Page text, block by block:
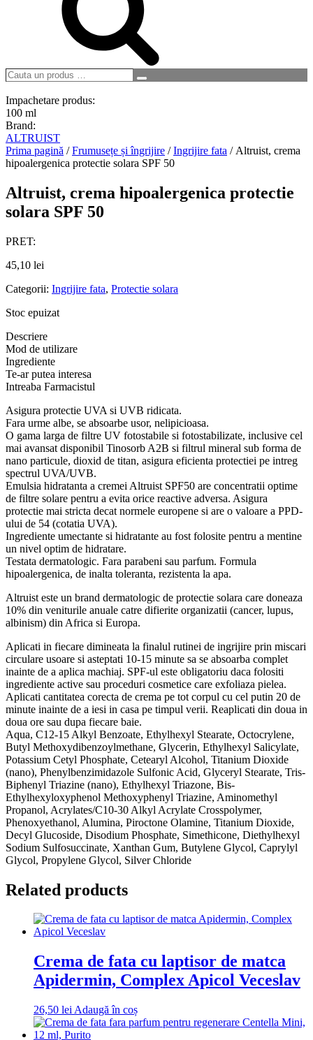
Cauta
produs
…
Search
Impachetare produs:
100 ml
Brand:
ALTRUIST
Prima pagină /Frumusețe și îngrijire /Ingrijire fata / Altruist, crema
hipoalergenica protectie solara SPF 50
Altruist, crema hipoalergenica protectie
solara SPF 50
PRET:
45,10 lei
Categorii: Ingrijire fata, Protectie solara
Stoc epuizat
Descriere
Mod de utilizare
Ingrediente
Te-ar putea interesa
Intreaba Farmacistul
Asigura protectie UVA si UVB ridicata.
Fara urme albe, se absoarbe usor, nelipicioasa.
O gama larga de filtre UV fotostabile si fotostabilizate, inclusive cel
mai avansat disponibil Tinosorb A2B si filtrul mineral sub forma de
nano particule, dioxid de titan, asigura eficienta protectiei pe intreg
spectrul UVA/UVB.
Emulsia hidratanta a cremei Altruist SPF50 are concentratii optime
de filtre solare pentru a evita orice reactive adversa. Asigura
protectie mai stricta decat normele europene si are o valoare a PPD-
ului de 54 (cotatia UVA).
Ingrediente umectante si hidratante au fost folosite pentru a mentine
un nivel optim de hidratare.
Testata dermatologic. Fara parabeni sau parfum. Formula
hipoalergenica, de inalta toleranta, rezistenta la apa.
Altruist este un brand dermatologic de protectie solara care doneaza
10% din veniturile anuale catre difierite organizatii (cancer, lupus,
albinism) din Africa si Europa.
Aplicati in fiecare dimineata la finalul rutinei de ingrijire prin miscari
circulare usoare si asteptati 10-15 minute sa se absoarba complet
inainte de a aplica machiaj. SPF-ul este obligatoriu daca folositi
ingrediente active sau proceduri cosmetice care exfoliaza pielea.
Aplicati cantitatea corecta de crema pe tot corpul cu cel putin 20 de
minute inainte de a iesi in casa pe timpul verii. Reaplicati din doua in
doua ore sau dupa fiecare baie.
Aqua, C12-15 Alkyl Benzoate, Ethylhexyl Stearate, Octocrylene,
Butyl Methoxydibenzoylmethane, Glycerin, Ethylhexyl Salicylate,
Potassium Cetyl Phosphate, Cetearyl Alcohol, Titanium Dioxide
(nano), Phenylbenzimidazole Sulfonic Acid, Glyceryl Stearate, Tris-
Biphenyl Triazine (nano), Ethylhexyl Triazone, Bis-
Ethylhexyloxyphenol Methoxyphenyl Triazine, Aminomethyl
Propanol, Acrylates/C10-30 Alkyl Acrylate Crosspolymer,
Phenoxyethanol, Alumina, Piroctone Olamine, Titanium Dioxide,
Decyl Glucoside, Disodium Phosphate, Simethicone, Diethylhexyl
Sodium Sulfosuccinate, Xanthan Gum, Butylene Glycol, Caprylyl
Glycol, Propylene Glycol, Silver Chloride
Related products
Crema de fata cu laptisor de matca
Apidermin, Complex Apicol Veceslav
26,50 lei Adaugă în coș